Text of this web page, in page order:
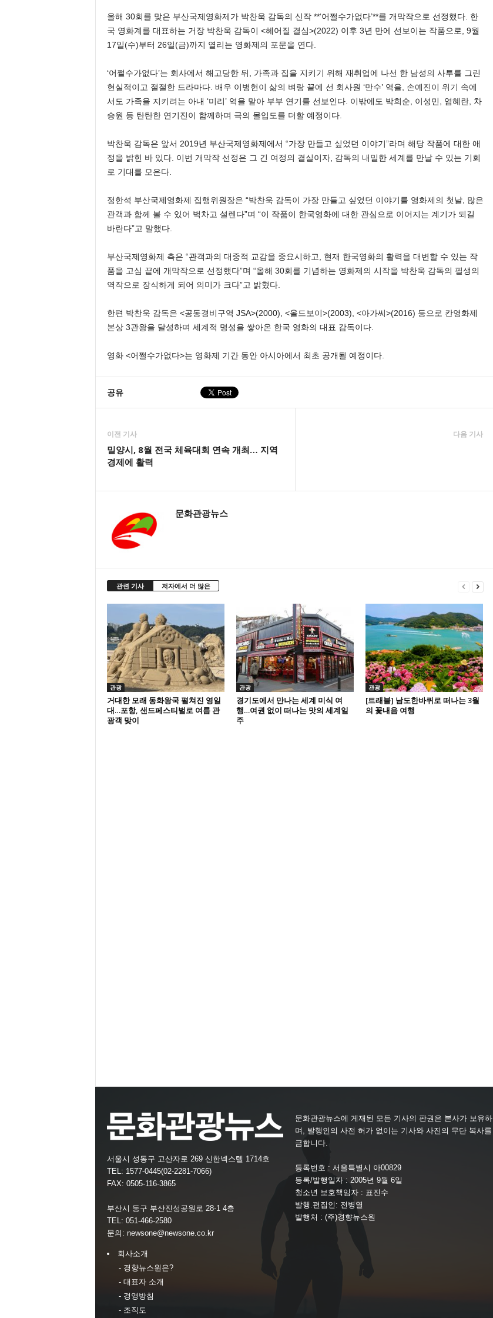
올해 30회를 맞은 부산국제영화제가 박찬욱 감독의 신작 **‘어쩔수가없다’**를 개막작으로 선정했다. 한
국 영화계를 대표하는 거장 박찬욱 감독이 <헤어질 결심>(2022) 이후 3년 만에 선보이는 작품으로, 9월
17일(수)부터 26일(금)까지 열리는 영화제의 포문을 연다.
‘어쩔수가없다’는 회사에서 해고당한 뒤, 가족과 집을 지키기 위해 재취업에 나선 한 남성의 사투를 그린
현실적이고 절절한 드라마다. 배우 이병헌이 삶의 벼랑 끝에 선 회사원 ‘만수’ 역을, 손예진이 위기 속에
서도 가족을 지키려는 아내 ‘미리’ 역을 맡아 부부 연기를 선보인다. 이밖에도 박희순, 이성민, 염혜란, 차
승원 등 탄탄한 연기진이 함께하며 극의 몰입도를 더할 예정이다.
박찬욱 감독은 앞서 2019년 부산국제영화제에서 “가장 만들고 싶었던 이야기”라며 해당 작품에 대한 애
정을 밝힌 바 있다. 이번 개막작 선정은 그 긴 여정의 결실이자, 감독의 내밀한 세계를 만날 수 있는 기회
로 기대를 모은다.
정한석 부산국제영화제 집행위원장은 “박찬욱 감독이 가장 만들고 싶었던 이야기를 영화제의 첫날, 많은
관객과 함께 볼 수 있어 벅차고 설렌다”며 “이 작품이 한국영화에 대한 관심으로 이어지는 계기가 되길
바란다”고 말했다.
부산국제영화제 측은 “관객과의 대중적 교감을 중요시하고, 현재 한국영화의 활력을 대변할 수 있는 작
품을 고심 끝에 개막작으로 선정했다”며 “올해 30회를 기념하는 영화제의 시작을 박찬욱 감독의 필생의
역작으로 장식하게 되어 의미가 크다”고 밝혔다.
한편 박찬욱 감독은 <공동경비구역 JSA>(2000), <올드보이>(2003), <아가씨>(2016) 등으로 칸영화제
본상 3관왕을 달성하며 세계적 명성을 쌓아온 한국 영화의 대표 감독이다.
영화 <어쩔수가없다>는 영화제 기간 동안 아시아에서 최초 공개될 예정이다.
공유
이전 기사
밀양시, 8월 전국 체육대회 연속 개최… 지역
경제에 활력
다음 기사
문화관광뉴스
관련 기사 저자에서 더 많은
관광
거대한 모래 동화왕국 펼쳐진 영일
대…포항, 샌드페스티벌로 여름 관
광객 맞이
관광
경기도에서 만나는 세계 미식 여
행…여권 없이 떠나는 맛의 세계일
주
관광
[트래블] 남도한바퀴로 떠나는 3월
의 꽃내음 여행
서울시 성동구 고산자로 269 신한넥스텔 1714호
TEL: 1577-0445(02-2281-7066)
FAX: 0505-116-3865
부산시 동구 부산진성공원로 28-1 4층
TEL: 051-466-2580
문의: newsone@newsone.co.kr
회사소개
- 경향뉴스원은?
- 대표자 소개
- 경영방침
- 조직도
문화관광뉴스에 게재된 모든 기사의 판권은 본사가 보유하
며, 발행인의 사전 허가 없이는 기사와 사진의 무단 복사를
금합니다.
등록번호 : 서울특별시 아00829
등록/발행일자 : 2005년 9월 6일
청소년 보호책임자 : 표진수
발행.편집인: 전병열
발행처 : (주)경향뉴스원